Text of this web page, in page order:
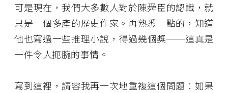
可是現在，我們大多數人對於陳舜臣的認識，就
只是一個多產的歷史作家。再熟悉一點的，知道
他也寫過一些推理小說，得過幾個獎──這真是
一件令人扼腕的事情。
寫到這裡，請容我再一次地重複這個問題：如果